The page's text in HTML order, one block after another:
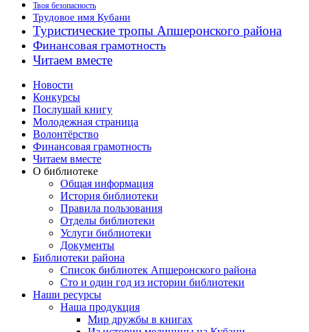
Твоя безопасность
Трудовое имя Кубани
Туристические тропы Апшеронского района
Финансовая грамотность
Читаем вместе
Новости
Конкурсы
Послушай книгу
Молодежная страница
Волонтёрство
Финансовая грамотность
Читаем вместе
О библиотеке
Общая информация
История библиотеки
Правила пользования
Отделы библиотеки
Услуги библиотеки
Документы
Библиотеки района
Список библиотек Апшеронского района
Сто и один год из истории библиотеки
Наши ресурсы
Наша продукция
Мир дружбы в книгах